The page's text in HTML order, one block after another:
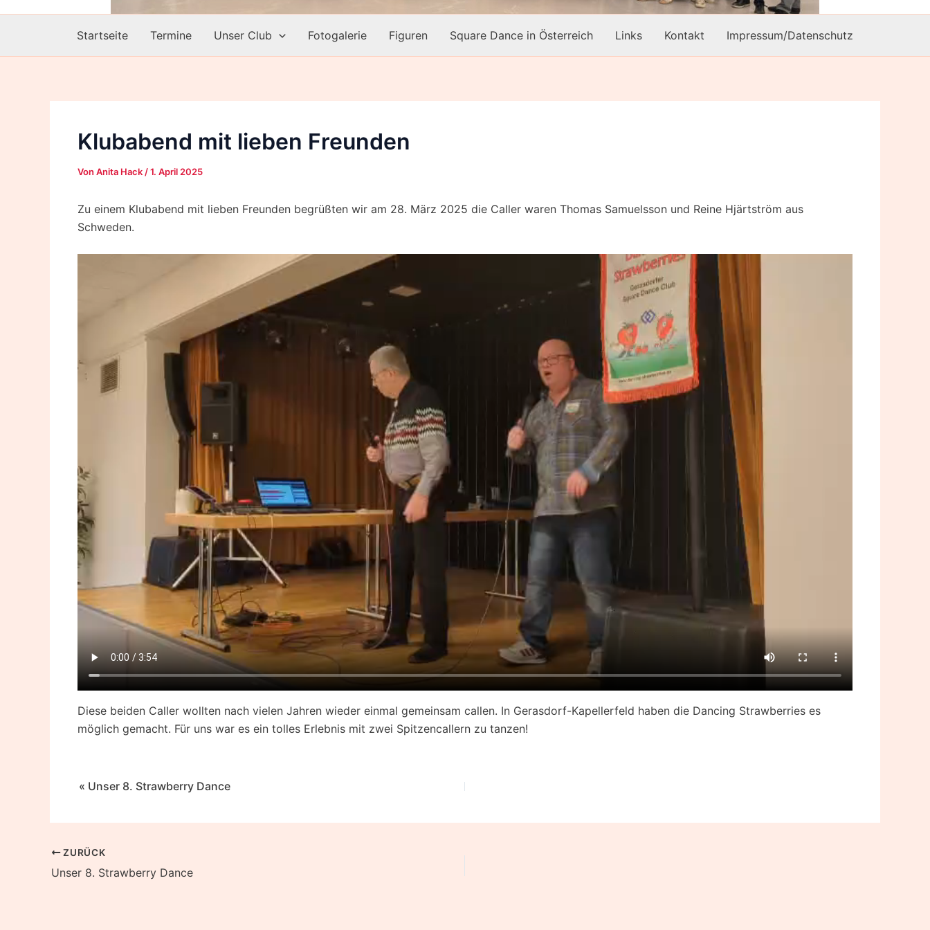
Startseite Termine Unser Club Fotogalerie Figuren Square Dance in Österreich Links Kontakt Impressum/Datenschutz
Klubabend mit lieben Freunden
Von Anita Hack /1. April 2025
Zu einem Klubabend mit lieben Freunden begrüßten wir am 28. März 2025 die Caller waren Thomas Samuelsson und Reine Hjärtström aus
Schweden.
Diese beiden Caller wollten nach vielen Jahren wieder einmal gemeinsam callen. In Gerasdorf-Kapellerfeld haben die Dancing Strawberries es
möglich gemacht. Für uns war es ein tolles Erlebnis mit zwei Spitzencallern zu tanzen!
Beitragsnavigation
« Unser 8. Strawberry Dance
Beitragsnavigation
ZURÜCK
Unser 8. Strawberry Dance